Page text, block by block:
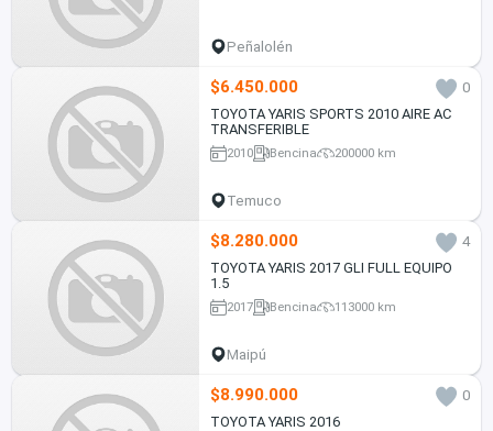
Peñalolén
$6.450.000
0
TOYOTA YARIS SPORTS 2010 AIRE AC
TRANSFERIBLE
2010 Bencina 200000 km
Temuco
$8.280.000
4
TOYOTA YARIS 2017 GLI FULL EQUIPO
1.5
2017 Bencina 113000 km
Maipú
$8.990.000
0
TOYOTA YARIS 2016